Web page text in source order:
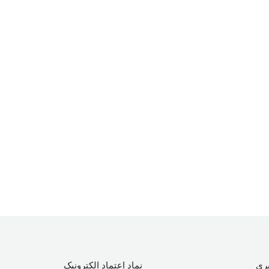
نماد اعتماد الکترونیک